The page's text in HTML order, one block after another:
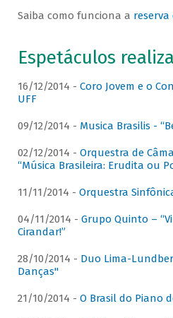
Saiba como funciona a reserva
Espetáculos
16/12/2014 - Coro Jovem e o
UFF
09/12/2014 - Musica Brasilis -
02/12/2014 - Orquestra de
“Música Brasileira: Erudita ou
11/11/2014 - Orquestra
04/11/2014 - Grupo Quinto –
Cirandar!”
28/10/2014 - Duo Lima-
Danças"
21/10/2014 - O Brasil do Piano